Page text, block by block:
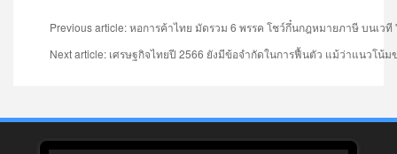
Previous article: หอการค้าไทย มัดรวม 6 พรรค โชว์กึ๋นกฎหมายภาษี บนเว
Next article: เศรษฐกิจไทยปี 2566 ยังมีข้อจำกัดในการฟื้นตัว แม้ว่าแนวโน้